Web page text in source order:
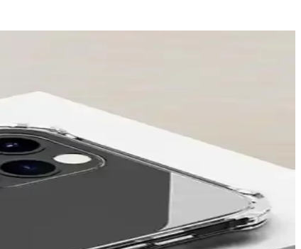
telefonlarınızı koruyun ve kişiselleştirin.
sağlayan ürünler, günlük darbeler ve çizilmelere karşı koruma
sağlar.